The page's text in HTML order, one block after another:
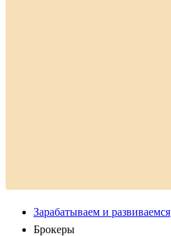
Зарабатываем и развиваемся
Брокеры